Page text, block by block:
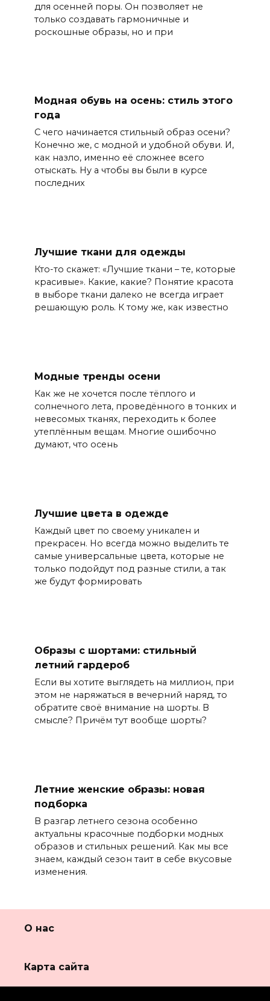
для осенней поры. Он позволяет не
только создавать гармоничные и
роскошные образы, но и при
Модная обувь на осень: стиль этого
года
С чего начинается стильный образ осени?
Конечно же, с модной и удобной обуви. И,
как назло, именно её сложнее всего
отыскать. Ну а чтобы вы были в курсе
последних
Лучшие ткани для одежды
Кто-то скажет: «Лучшие ткани – те, которые
красивые». Какие, какие? Понятие красота
в выборе ткани далеко не всегда играет
решающую роль. К тому же, как известно
Модные тренды осени
Как же не хочется после тёплого и
солнечного лета, проведённого в тонких и
невесомых тканях, переходить к более
утеплённым вещам. Многие ошибочно
думают, что осень
Лучшие цвета в одежде
Каждый цвет по своему уникален и
прекрасен. Но всегда можно выделить те
самые универсальные цвета, которые не
только подойдут под разные стили, а так
же будут формировать
Образы с шортами: стильный
летний гардероб
Если вы хотите выглядеть на миллион, при
этом не наряжаться в вечерний наряд, то
обратите своё внимание на шорты. В
смысле? Причём тут вообще шорты?
Летние женские образы: новая
подборка
В разгар летнего сезона особенно
актуальны красочные подборки модных
образов и стильных решений. Как мы все
знаем, каждый сезон таит в себе вкусовые
изменения.
О нас
Карта сайта